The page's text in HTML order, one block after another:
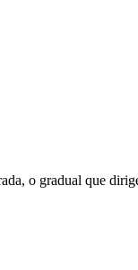
o gradual que